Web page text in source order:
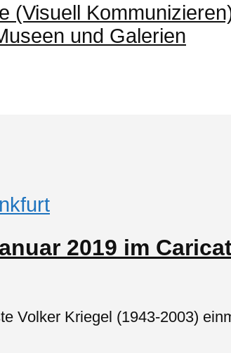
(Visuell
und Galerien
2019 im
Volker Kriegel (1943-2003)